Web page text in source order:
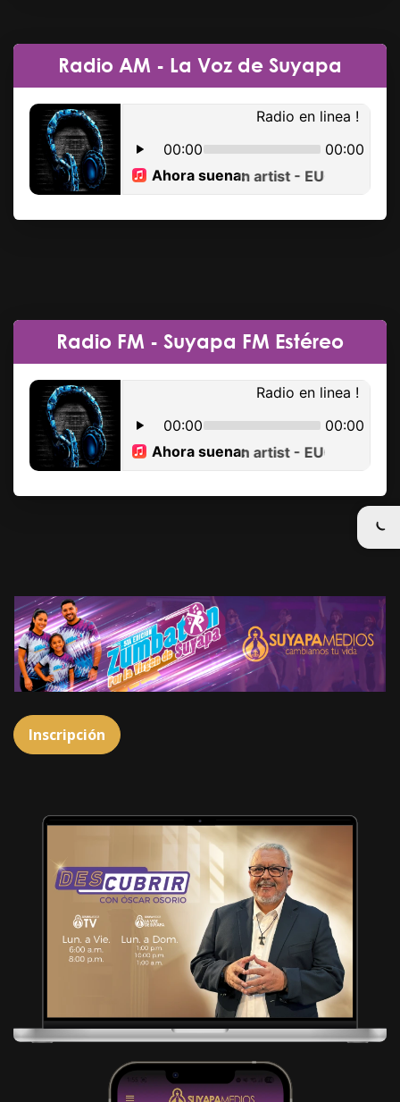
Radio AM - La Voz de Suyapa
Radio FM - Suyapa FM Estéreo
Inscripción